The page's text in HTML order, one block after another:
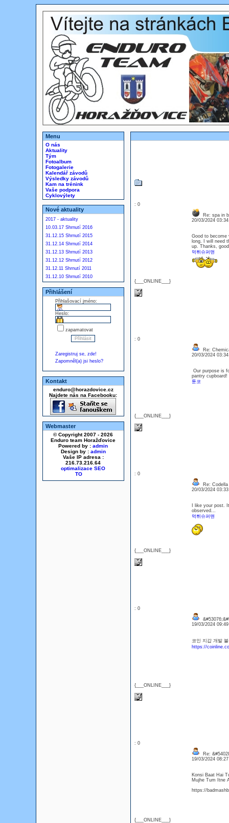
Menu
O nás
Aktuality
Tým
Fotoalbum
Fotogalerie
Kalendář závodů
Výsledky závodů
Kam na trénink
Vaše podpora
Cyklovýlety
Nové aktuality
2017 - aktuality
10.03.17 Shrnutí 2016
31.12.15 Shrnutí 2015
31.12.14 Shrnutí 2014
31.12.13 Shrnutí 2013
31.12.12 Shrnutí 2012
31.12.11 Shrnutí 2011
31.12.10 Shrnutí 2010
Přihlášení
Přihlašovací jméno:
Heslo:
zapamatovat
Zaregistruj se, zde!
Zapomněl(a) jsi heslo?
Kontakt
enduro@horazdovice.cz
Najdete nás na Facebooku:
Webmaster
© Copyright 2007 - 2026
Enduro team Horažďovice
Powered by : admin
Design by : admin
Vaše IP adresa :
216.73.216.64
optimalizace SEO
: 0
{___ONLINE___}
Re: spa in
20/03/2024
Good to become
long. I will need
up. Thanks,
먹튀슈퍼맨
: 0
{___ONLINE___}
Re:
20/03/2024
Our purpose is
pantry cupboard!
툰코
: 0
{___ONLINE___}
Re:
20/03/2024
I like your post.
observed...
먹튀슈퍼맨
: 0
{___ONLINE___}
19/03/2024
코인 지갑 개발
https://
: 0
{___ONLINE___}
Re:
19/03/2024
Konsi Baat Hai
Mujhe Tum Itne
https://